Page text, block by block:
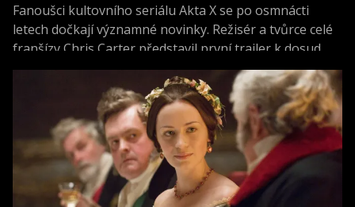
Fanoušci kultovního seriálu Akta X se po osmnácti
letech dočkají významné novinky. Režisér a tvůrce celé
franšízy Chris Carter představil první trailer k dosud
neviděné režisérské verzi filmu Akta X: Chci uvěřit.